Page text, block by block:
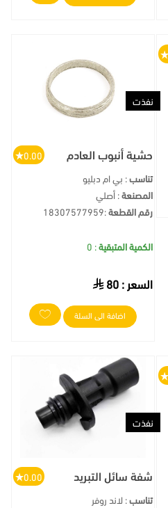
نفذت
0.00 حشية أنبوب العادم
تناسب: بي ام دبليو
المصنعة: أصلي
رقم القطعة:
18307577959
الكمية المتبقية: 0
السعر : 80
اضافة الى السلة
نفذت
0.00 شفة سائل التبريد
تناسب: لاند روفر